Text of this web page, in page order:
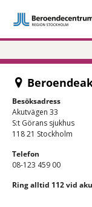
Besöksadress
Akutvägen 33
S:t Görans sjukhus
118 21 Stockholm
Telefon
08-123 459 00
Ring alltid 112 vid